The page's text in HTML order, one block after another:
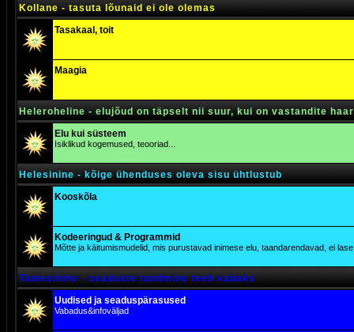
Kollane - tasuta lõunaid ei ole olemas
Tasakaal, toit
Maagia
Heleroheline - elujõud on täpselt nii suur, kui on vastandite
Elu kui süsteem
Isiklikud kogemused, teooriad...
Helesinine - kõige ühenduses oleva sisu ühtlustub
Kooskõla
Kodeeringud & Programmid
Mõtte ja käitumismudelid, mis purustavad inimese elu, taandarendavad, ei
Tumesinine - seaduste tundmine teeb vabaks
Uudised ja seaduspärasused
Vabadus&infoväljad